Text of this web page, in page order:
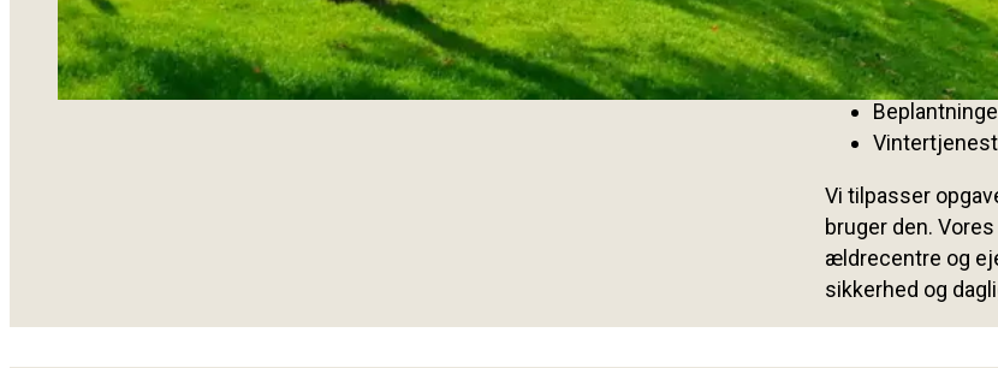
Grøn
Nye anlæg
Belægninger
Vi tilpasser
bruger den.
ældrecentre og
sikkerhed og